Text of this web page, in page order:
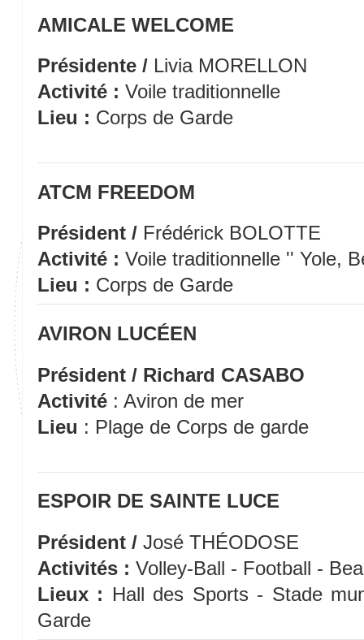
AMICALE WELCOME
Présidente / Livia MORELLON
Activité : Voile traditionnelle
Lieu : Corps de Garde
ATCM FREEDOM
Président / Frédérick BOLOTTE
Activité : Voile traditionnelle '' Yole,
Lieu : Corps de Garde
AVIRON LUCÉEN
Président / Richard CASABO
Activité: Aviron de mer
Lieu : Plage de Corps de garde
ESPOIR DE SAINTE LUCE
Président / José THÉODOSE
Activités : Volley-Ball - Football -
Lieux : Hall des Sports - Stade
Garde